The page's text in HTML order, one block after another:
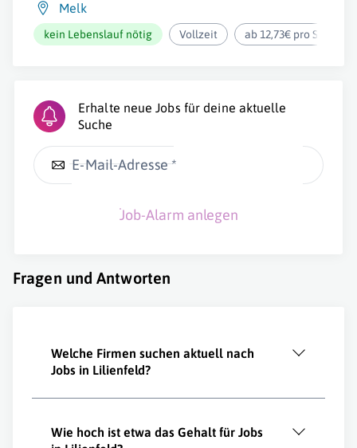
Melk
kein Lebenslauf nötig Vollzeit ab 12,73€ pro Stunde
Erhalte neue Jobs für deine aktuelle
Suche
E-Mail-Adresse *
Job-Alarm anlegen
Fragen und Antworten
Welche Firmen suchen aktuell nach
Jobs in Lilienfeld?
Wie hoch ist etwa das Gehalt für Jobs